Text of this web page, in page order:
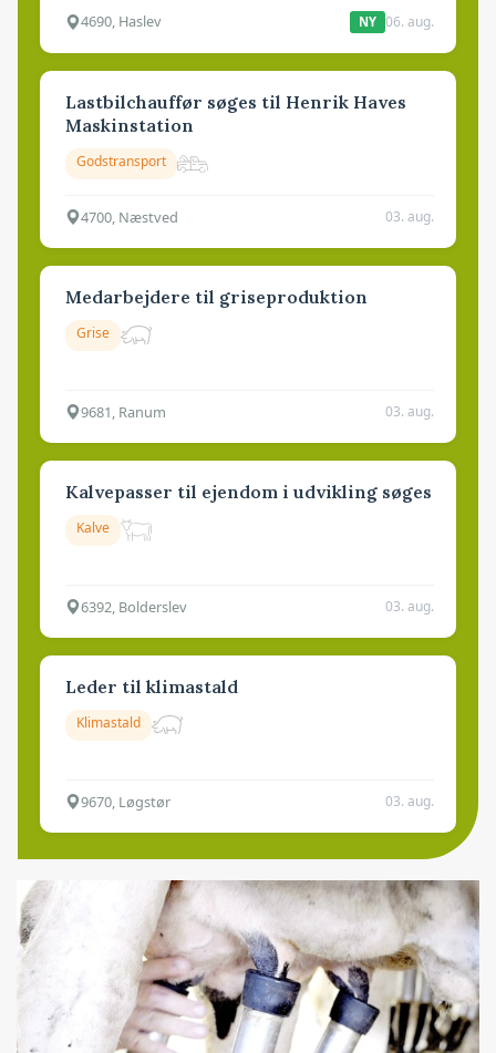
4690, Haslev NY 06. aug.
Lastbilchauffør søges til Henrik Haves
Maskinstation
Godstransport
4700, Næstved 03. aug.
Medarbejdere til griseproduktion
Grise
9681, Ranum 03. aug.
Kalvepasser til ejendom i udvikling søges
Kalve
6392, Bolderslev 03. aug.
Leder til klimastald
Klimastald
9670, Løgstør 03. aug.